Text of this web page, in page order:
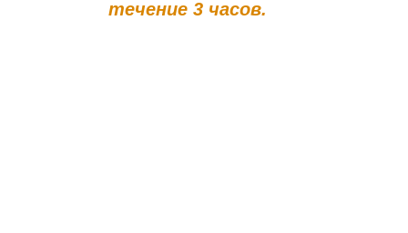
течение 3 часов.